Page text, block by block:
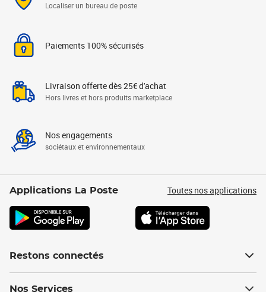
Localiser un bureau de poste
Paiements 100% sécurisés
Livraison offerte dès 25€ d'achat
Hors livres et hors produits marketplace
Nos engagements
sociétaux et environnementaux
Applications La Poste Toutes nos applications
Restons connectés
Nos Services